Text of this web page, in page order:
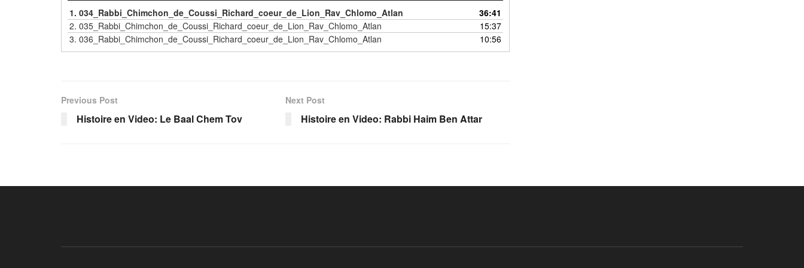
1. 034_Rabbi_Chimchon_de_Coussi_Richard_coeur_de_Lion_Rav_Chlomo_Atlan
36:41
2. 035_Rabbi_Chimchon_de_Coussi_Richard_coeur_de_Lion_Rav_Chlomo_Atlan
15:37
3. 036_Rabbi_Chimchon_de_Coussi_Richard_coeur_de_Lion_Rav_Chlomo_Atlan 10:56
Previous Post
Histoire en Video: Le Baal Chem Tov
Next Post
Histoire en Video: Rabbi Haim Ben Attar